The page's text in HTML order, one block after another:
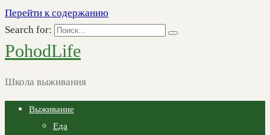
Перейти к содержанию
Search for:
PohodLife
Школа выживания
Выживание
Еда